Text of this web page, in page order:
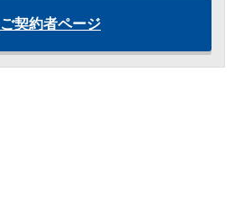
ご契約者ページ